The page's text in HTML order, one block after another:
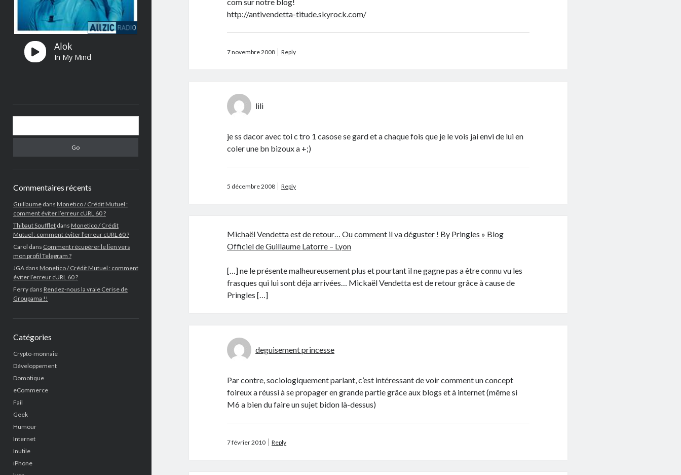
Commentaires récents
Guillaumedans Monetico / Crédit Mutuel :
comment éviter l’erreur cURL 60 ?
Thibaut Souffletdans Monetico / Crédit
Mutuel : comment éviter l’erreur cURL 60 ?
Carol dans Comment récupérer le lien vers
mon profil Telegram ?
JGAdans Monetico / Crédit Mutuel : comment
éviter l’erreur cURL 60 ?
Ferrydans Rendez-nous la vraie Cerise de
Groupama !!
Catégories
Crypto-monnaie
Développement
Domotique
eCommerce
Fail
Geek
Humour
Internet
Inutile
iPhone
http://antivendetta-titude.skyrock.com/
7 novembre 2008 Reply
lili
je ss dacor avec toi c tro 1 casose se gard et a chaque fois que je le vois jai envi de lui en
coler une bn bizoux a +;)
5 décembre 2008 Reply
Michaël Vendetta est de retour… Ou comment il va déguster ! By Pringles » Blog
Officiel de Guillaume Latorre – Lyon
[…] ne le présente malheureusement plus et pourtant il ne gagne pas a être connu vu les
frasques qui lui sont déja arrivées… Mickaël Vendetta est de retour grâce à cause de
Pringles […]
deguisement princesse
Par contre, sociologiquement parlant, c’est intéressant de voir comment un concept
foireux a réussi à se propager en grande partie grâce aux blogs et à internet (même si
M6 a bien du faire un sujet bidon là-dessus)
7 février 2010 Reply